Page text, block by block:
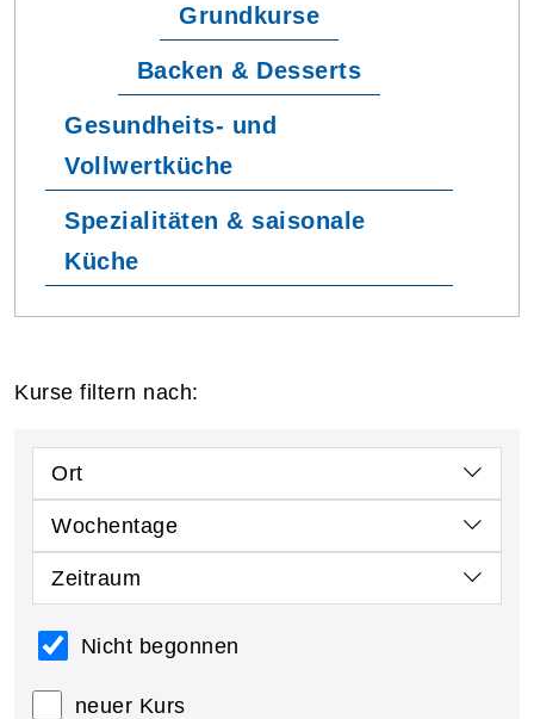
Grundkurse
Backen & Desserts
Gesundheits- und
Vollwertküche
Spezialitäten & saisonale
Küche
Kurse filtern nach:
Ort
Wochentage
Zeitraum
Nicht begonnen
neuer Kurs